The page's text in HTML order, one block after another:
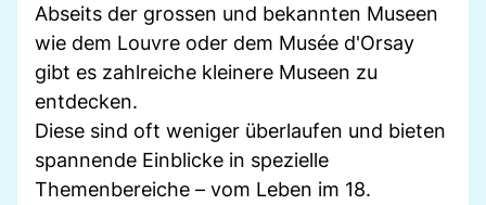
Abseits der grossen und bekannten Museen
wie dem Louvre oder dem Musée d'Orsay
gibt es zahlreiche kleinere Museen zu
entdecken.
Diese sind oft weniger überlaufen und bieten
spannende Einblicke in spezielle
Themenbereiche – vom Leben im 18.